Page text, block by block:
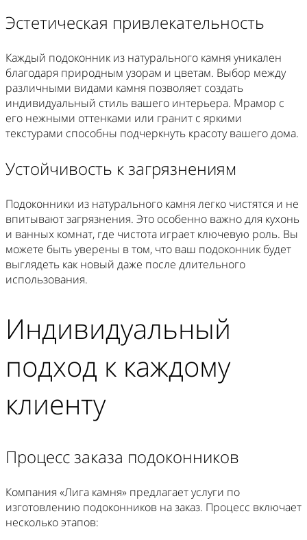
Эстетическая привлекательность
Каждый подоконник из натурального камня уникален
благодаря природным узорам и цветам. Выбор между
различными видами камня позволяет создать
индивидуальный стиль вашего интерьера. Мрамор с
его нежными оттенками или гранит с яркими
текстурами способны подчеркнуть красоту вашего дома.
Устойчивость к загрязнениям
Подоконники из натурального камня легко чистятся и не
впитывают загрязнения. Это особенно важно для кухонь
и ванных комнат, где чистота играет ключевую роль. Вы
можете быть уверены в том, что ваш подоконник будет
выглядеть как новый даже после длительного
использования.
Индивидуальный
подход к каждому
клиенту
Процесс заказа подоконников
Компания «Лига камня» предлагает услуги по
изготовлению подоконников на заказ. Процесс включает
несколько этапов: